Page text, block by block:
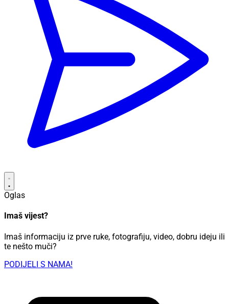
Oglas
Imaš vijest?
Imaš informaciju iz prve ruke, fotografiju, video, dobru ideju ili
te nešto muči?
PODIJELI S NAMA!